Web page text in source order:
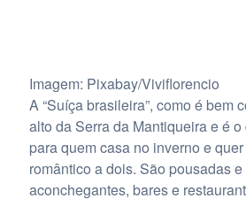
Imagem: Pixabay/Viviflorencio
A “Suíça brasileira”, como é bem
alto da Serra da Mantiqueira e é
para quem casa no inverno e
romântico a dois. São pousadas
aconchegantes, bares e